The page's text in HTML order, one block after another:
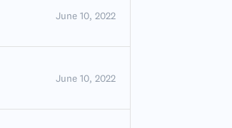
June 10, 2022
June 10, 2022